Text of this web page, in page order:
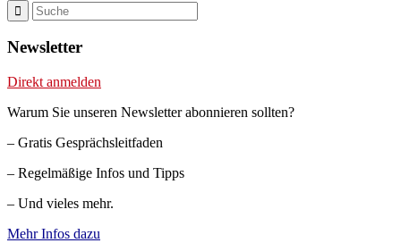
Newsletter
Direkt anmelden
Warum Sie unseren Newsletter abonnieren sollten?
– Gratis Gesprächsleitfaden
– Regelmäßige Infos und Tipps
– Und vieles mehr.
Mehr Infos dazu